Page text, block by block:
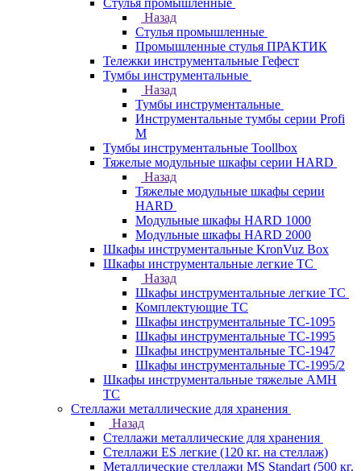
Стулья промышленные
Назад
Стулья промышленные
Промышленные стулья ПРАКТИК
Тележки инструментальные Гефест
Тумбы инструментальные
Назад
Тумбы инструментальные
Инструментальные тумбы серии Profi
M
Тумбы инструментальные Toollbox
Тяжелые модульные шкафы серии HARD
Назад
Тяжелые модульные шкафы серии
HARD
Модульные шкафы HARD 1000
Модульные шкафы HARD 2000
Шкафы инструментальные KronVuz Box
Шкафы инструментальные легкие ТС
Назад
Шкафы инструментальные легкие ТС
Комплектующие ТС
Шкафы инструментальные TC-1095
Шкафы инструментальные TC-1995
Шкафы инструментальные ТС-1947
Шкафы инструментальные ТС-1995/2
Шкафы инструментальные тяжелые AMH
TC
Стеллажи металлические для хранения
Назад
Стеллажи металлические для хранения
Стеллажи ES легкие (120 кг. на стеллаж)
Металлические стеллажи MS Standart (500 кг.